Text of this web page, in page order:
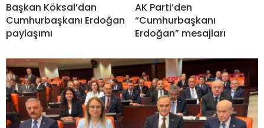
Başkan Köksal’dan
Cumhurbaşkanı Erdoğan
paylaşımı
AK Parti’den
“Cumhurbaşkanı
Erdoğan” mesajları